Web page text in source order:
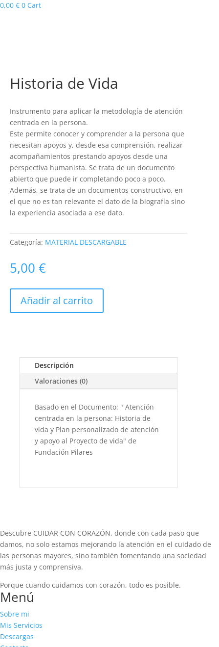
0,00 € 0 Cart
Historia de Vida
Instrumento para aplicar la metodología de atención
centrada en la persona.
Este permite conocer y comprender a la persona que
necesitan apoyos y, desde esa comprensión, realizar
acompañamientos prestando apoyos desde una
perspectiva humanista. Se trata de un documento
abierto que puede ir completando poco a poco.
Además, se trata de un documentos constructivo, en
el que no es tan relevante el dato de la biografía sino
la experiencia asociada a ese dato.
Categoría: MATERIAL DESCARGABLE
5,00€
Añadir al carrito
Descripción
Valoraciones (0)
Basado en el Documento: " Atención
centrada en la persona: Historia de
vida y Plan personalizado de atención
y apoyo al Proyecto de vida" de
Fundación Pilares
Descubre CUIDAR CON CORAZÓN, donde con cada paso que
damos, no solo estamos mejorando la atención en el cuidado de
las personas mayores, sino también fomentando una sociedad
más justa y comprensiva.
Porque cuando cuidamos con corazón, todo es posible.
Menú
Sobre mi
Mis Servicios
Descargas